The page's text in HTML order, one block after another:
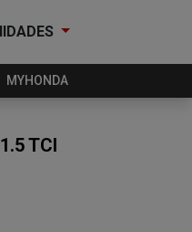
MYHONDA
TCI